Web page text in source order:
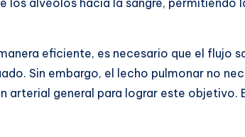
eficiente, es necesario que el flujo
Sin embargo, el lecho pulmonar no
arterial general para lograr este objetivo.